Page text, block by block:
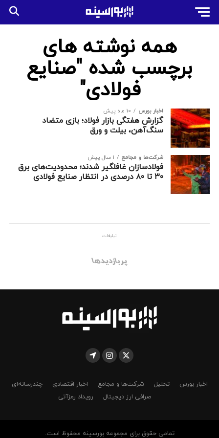
همه نوشته های
برچسب شده "صنایع
فولادی"
اخبار بورس 10 ماه پیش
گزارش هفتگی بازار فولاد؛ بازی متضاد
سنگ‌آهن، بیلت و ورق
شرکت‌ها و مجامع 1 سال پیش
فولادسازان غافلگیر شدند؛ محدودیت‌های برق
۳۰ تا ۸۰ درصدی در انتظار صنایع فولادی
تبلیغات
پربازدیدها
اخبار بورس تحلیل شرکت‌ها و مجامع اخبار اقتصادی
چندرسانه‌ای
صرافی ارز دیجیتال
رویداد رمزآتی
تمامی حقوق برای مجموعه بورسینه محفوظ است.